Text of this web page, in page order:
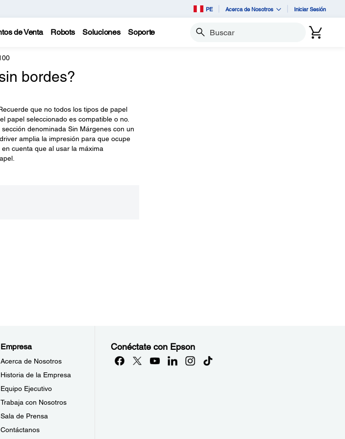
PE Acerca de Nosotros Iniciar Sesión
de Venta Robots Soluciones Soporte Buscar
bordes?
que no todos los tipos de papel
papel seleccionado es compatible o no.
denominada Sin Márgenes con un
amplia la impresión para que ocupe
cuenta que al usar la máxima
Empresa
Acerca de Nosotros
Historia de la Empresa
Equipo Ejecutivo
Trabaja con Nosotros
Sala de Prensa
Contáctanos
Conéctate con Epson